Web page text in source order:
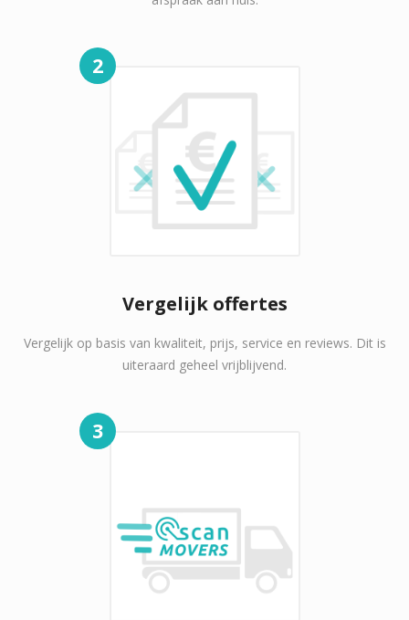
2
Vergelijk offertes
Vergelijk op basis van kwaliteit, prijs, service en reviews. Dit is
uiteraard geheel vrijblijvend.
3